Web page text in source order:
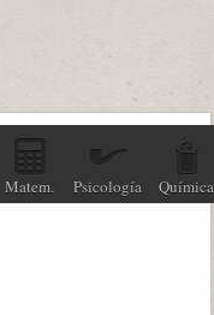
Matem. Psicología Química